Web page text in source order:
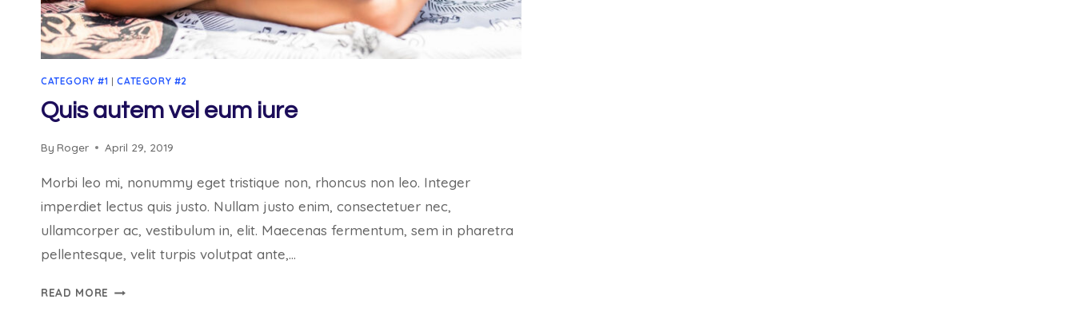
CATEGORY #1 |CATEGORY #2
Quis autem vel eum iure
By Roger April 29, 2019
Morbi leo mi, nonummy eget tristique non, rhoncus non leo. Integer
imperdiet lectus quis justo. Nullam justo enim, consectetuer nec,
ullamcorper ac, vestibulum in, elit. Maecenas fermentum, sem in pharetra
pellentesque, velit turpis volutpat ante,…
READ MORE QUIS